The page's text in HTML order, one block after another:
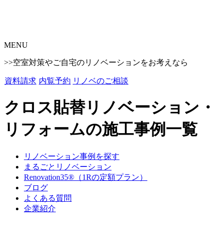
MENU
>>空室対策やご自宅のリノベーションをお考えなら
資料請求 内覧予約 リノベのご相談
クロス貼替リノベーション・
リフォームの施工事例一覧
リノベーション事例を探す
まるごとリノベーション
Renovation35®（1Rの定額プラン）
ブログ
よくある質問
企業紹介